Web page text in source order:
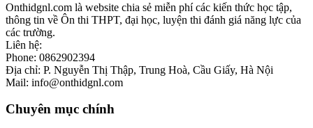
Onthidgnl.com là website chia sẻ miễn phí các kiến thức học tập,
thông tin về Ôn thi THPT, đại học, luyện thi đánh giá năng lực của
các trường.
Liên hệ:
Phone: 0862902394
Địa chỉ: P. Nguyễn Thị Thập, Trung Hoà, Cầu Giấy, Hà Nội
Mail: info@onthidgnl.com
Chuyên mục chính